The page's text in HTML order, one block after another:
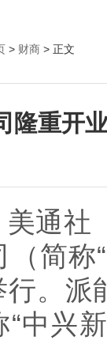
> 财商 > 正文
隆重开
美通社
简称
。
中兴